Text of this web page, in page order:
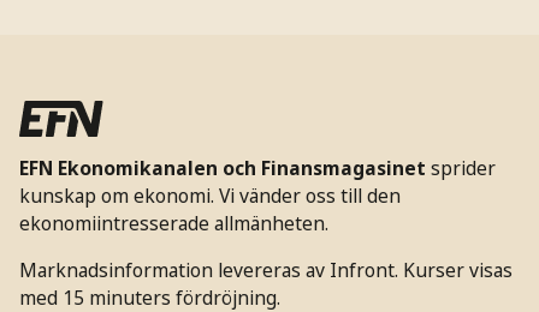
EFN Ekonomikanalen och Finansmagasinet sprider
kunskap om ekonomi. Vi vänder oss till den
ekonomiintresserade allmänheten.
Marknadsinformation levereras av Infront. Kurser visas
med 15 minuters fördröjning.